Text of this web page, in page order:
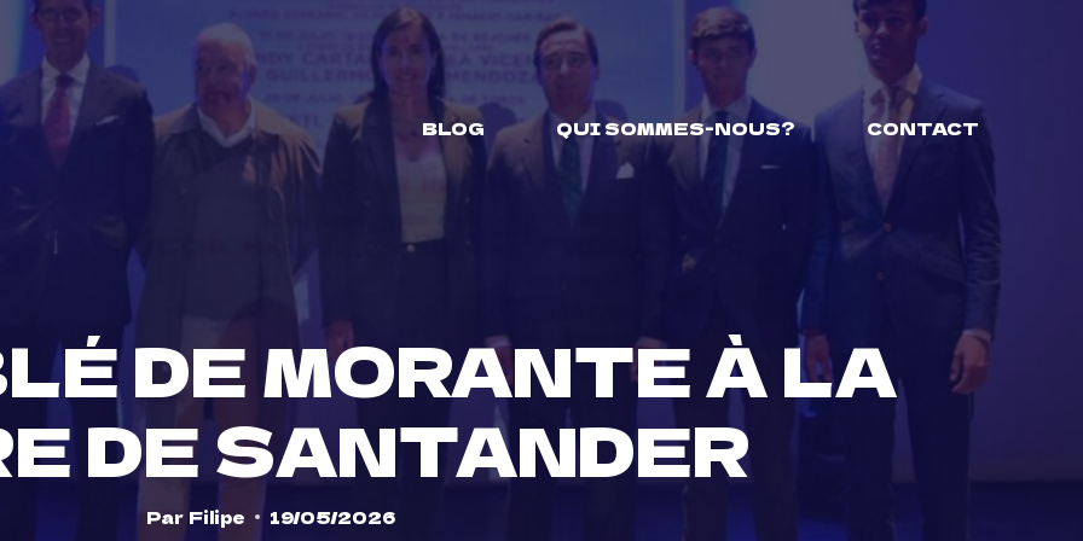
BLOG
QUI SOMMES-NOUS? CONTACT
DE MORANTE À LA
DE SANTANDER
Par Filipe 19/05/2026